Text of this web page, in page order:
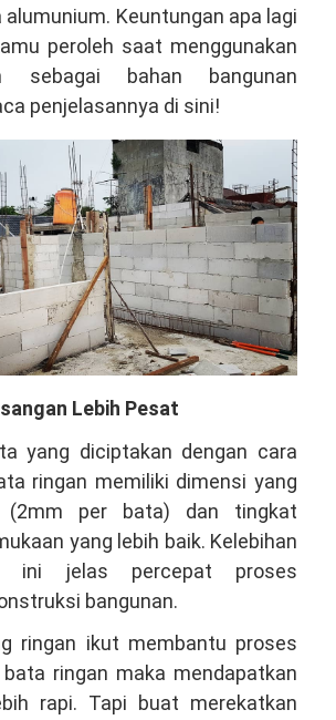
Keuntungan apa lagi
peroleh saat menggunakan
sebagai bahan bangunan
penjelasannya di sini!
Lebih Pesat
yang diciptakan dengan cara
ringan memiliki dimensi yang
(2mm per bata) dan tingkat
yang lebih baik. Kelebihan
ini jelas percepat proses
bangunan.
ringan ikut membantu proses
ringan maka mendapatkan
rapi. Tapi buat merekatkan